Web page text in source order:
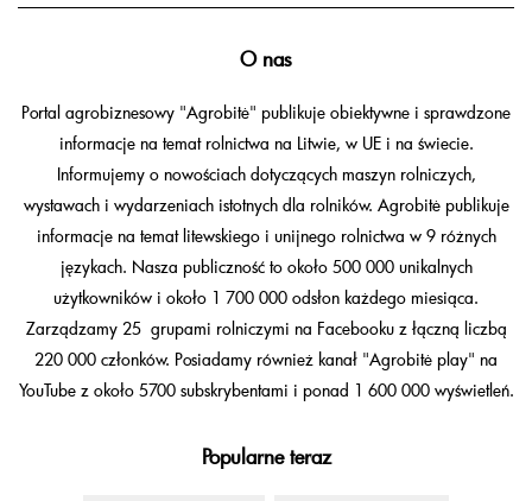
O nas
Portal agrobiznesowy "Agrobitė" publikuje obiektywne i sprawdzone
informacje na temat rolnictwa na Litwie, w UE i na świecie.
Informujemy o nowościach dotyczących maszyn rolniczych,
wystawach i wydarzeniach istotnych dla rolników. Agrobitė publikuje
informacje na temat litewskiego i unijnego rolnictwa w 9 różnych
językach. Nasza publiczność to około 500 000 unikalnych
użytkowników i około 1 700 000 odsłon każdego miesiąca.
Zarządzamy 25 grupami rolniczymi na Facebooku z łączną liczbą
220 000 członków. Posiadamy również kanał "Agrobitė play" na
YouTube z około 5700 subskrybentami i ponad 1 600 000 wyświetleń.
Popularne teraz